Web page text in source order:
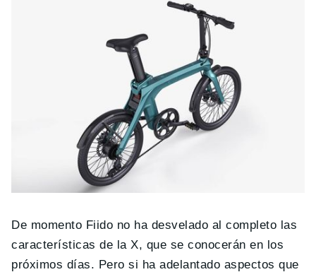
De momento Fiido no ha desvelado al completo las
características de la X, que se conocerán en los
próximos días. Pero si ha adelantado aspectos que